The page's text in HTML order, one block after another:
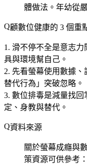
體做法。年幼從
顧數位健康的 3 個重
滑不停不全是意志力
具與環境幫自己。
先看螢幕使用數據
替代行為」突破忽略。
數位排毒是減量找回
定、身教與替代。
資料來源
關於螢幕成癮與
策資源可供參考：